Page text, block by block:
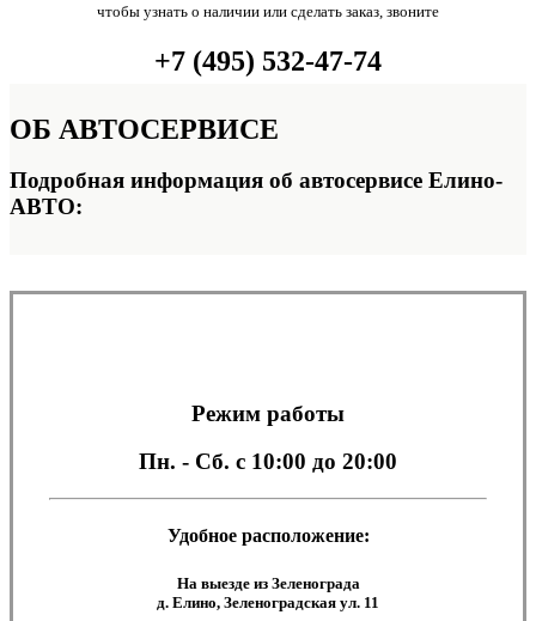
чтобы узнать о наличии или сделать заказ, звоните
+7 (495) 532-47-74
ОБ АВТОСЕРВИСЕ
Подробная информация об автосервисе Елино-
АВТО:
Режим работы
Пн. - Сб. с 10:00 до 20:00
Удобное расположение:
На выезде из Зеленограда
д. Елино, Зеленоградская ул. 11